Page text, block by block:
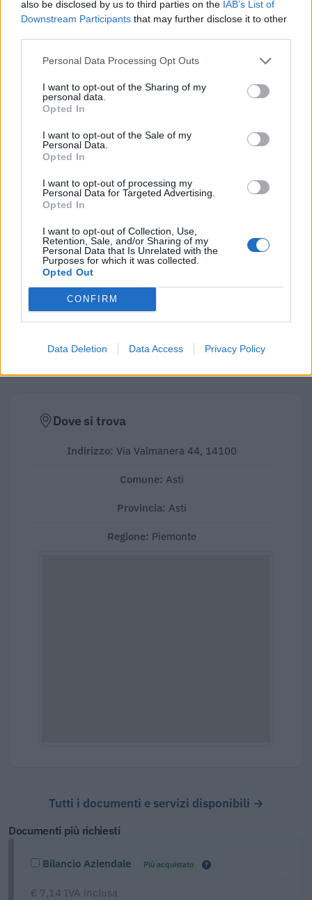
also be disclosed by us to third parties on the IAB’s List of
Downstream Participants that may further disclose it to other
Personal Data Processing Opt Outs
I want to opt-out of the Sharing of my
personal data.
Opted In
I want to opt-out of the Sale of my
Personal Data.
Opted In
I want to opt-out of processing my
Personal Data for Targeted Advertising.
Opted In
I want to opt-out of Collection, Use,
Retention, Sale, and/or Sharing of my
Personal Data that Is Unrelated with the
Purposes for which it was collected.
Opted Out
CONFIRM
Data Deletion Data Access Privacy Policy
(0180001047) Fiere all'estero
Ciclo di programmazione 2007-2013
10.000 euro
DB0800_PAR-FAS_2012_21644
Ciclo di programmazione 2007-2013
Fonte:OpenCoesione(Open Data, licenza CC BY 4.0). Ogni progetto e'
verificabile sul portale OpenCoesione. Dati aggiornati al 2026-08-02.
Confronto di settore
Il fatturato di U.c.i.c. - Unione Colori Industrie Chimiche
S.r.l. (2.312.858 euro
aziende dello stesso settore in Italia (2.527.425 euro),
calcolata su 3.359 imprese.
divisione ATECO a livello nazionale.
Dove si trova
Indirizzo: Via Valmanera 44, 14100
Comune: Asti
Provincia: Asti
Regione: Piemonte
Tutti i documenti e servizi disponibili →
Documenti più richiesti
Bilancio Aziendale Più acquistato
€ 7,14 IVA inclusa